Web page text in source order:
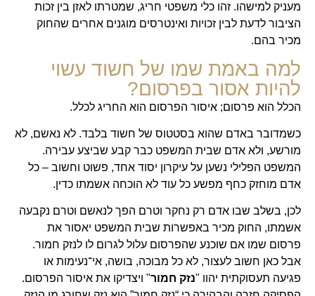
מעניק למישהו. זהו כלי משפטי חריג, שמטרתו לאזן בין זכות
הציבור לדעת לבין זכויות ואינטרסים מוגנים אחרים שהחוק
מכיר בהם.
למה באמת שמו של חשוד עשוי
להיות אסור בפרסום?
הכלל הוא פרסום; איסור הפרסום הוא החריג לכלל.
כשמדובר באדם שהוא בסטטוס של חשוד בלבד. לא נאשם, לא
מורשע, ולא אדם שבית המשפט כבר קבע שביצע עבירה.
המשפט הפלילי נשען על עיקרון יסוד אחד, פשוט וחשוב – כל
אדם מוחזק כחף מפשע כל עוד לא הוכחה אשמתו כדין.
לכן, בשלב שבו אדם רק נחקר וטרם הפך לנאשם וטרם נקבעה
אשמתו, החוק מכיר באפשרות שבית המשפט יאסור את
פרסום שמו אם שוכנע שהפרסום עלול לגרום לו לנזק חמור.
אבל כאן חשוב לעצור, לא כל מבוכה, בושה, אי־נעימות או
פגיעה תעסוקתית יהוו "נזק חמור" ויצדיקו את איסור הפרסום.